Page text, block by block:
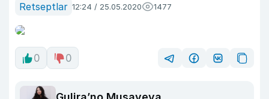
Retseptlar 12:24 / 25.05.2020 1477
0 0